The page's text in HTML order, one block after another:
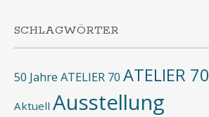
SCHLAGWÖRTER
50 Jahre ATELIER 70 ATELIER 70
Aktuell Ausstellung